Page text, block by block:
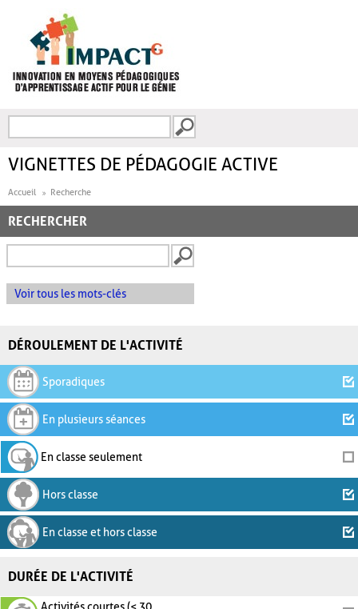
FORMULAIRE DE
VIGNETTES DE PÉDAGOGIE ACTIVE
Accueil Recherche
RECHERCHER
Voir tous les mots-clés
DÉROULEMENT DE L'ACTIVITÉ
Sporadiques
En plusieurs séances
En classe seulement
Hors classe
En classe et hors classe
DURÉE DE L'ACTIVITÉ